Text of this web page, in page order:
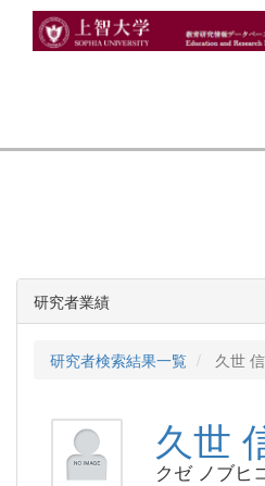
研究者業績
研究者検索結果一覧 久世
久世
クゼ ノブヒ